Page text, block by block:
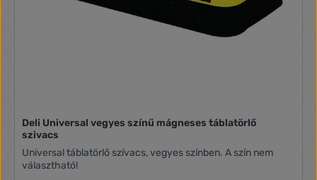
Deli Universal vegyes színű mágneses táblatörlő
szivacs
Universal táblatörlő szívacs, vegyes színben. A szín nem
választható!